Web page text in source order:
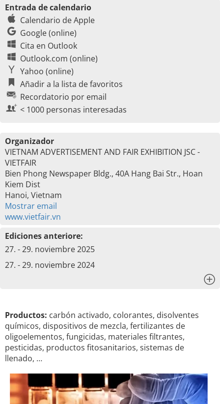
Entrada de calendario
Calendario de Apple
Google (online)
Cita en Outlook
Outlook.com (online)
Yahoo (online)
Añadir a la lista de favoritos
Recordatorio por email
< 1000 personas interesadas
Organizador
VIETNAM ADVERTISEMENT AND FAIR EXHIBITION JSC -
VIETFAIR
Bien Phong Newspaper Bldg., 40A Hang Bai Str., Hoan
Kiem Dist
Hanoi, Vietnam
Mostrar email
www.vietfair.vn
Ediciones anteriore:
27. - 29. noviembre 2025
27. - 29. noviembre 2024
Productos: carbón activado, colorantes, disolventes
químicos, dispositivos de mezcla, fertilizantes de
oligoelementos, fungicidas, materiales filtrantes,
pesticidas, productos fitosanitarios, sistemas de
llenado, …